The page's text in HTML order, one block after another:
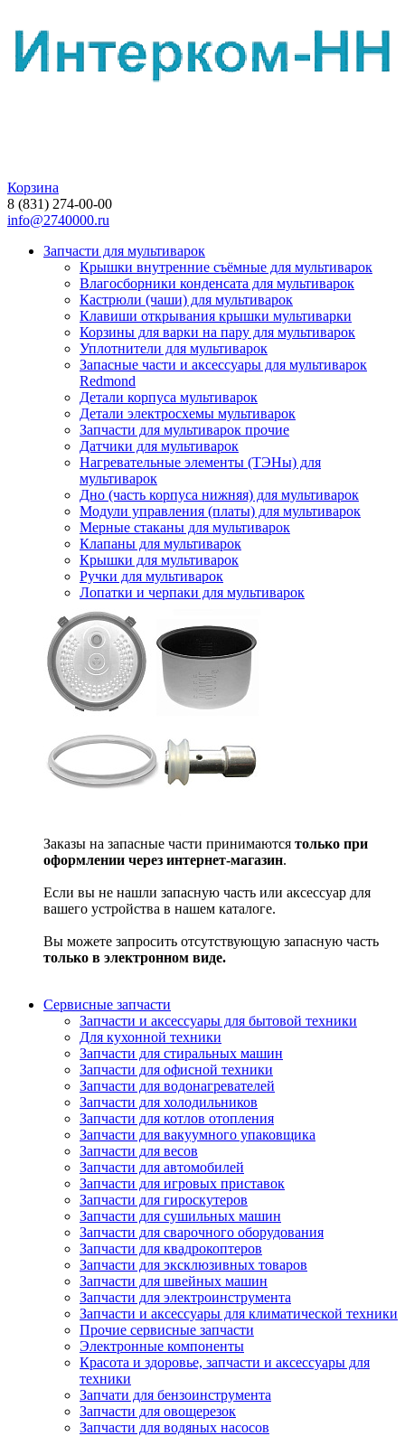
Корзина
8 (831) 274-00-00
info@2740000.ru
Запчасти для мультиварок
Крышки внутренние съёмные для мультиварок
Влагосборники конденсата для мультиварок
Кастрюли (чаши) для мультиварок
Клавиши открывания крышки мультиварки
Корзины для варки на пару для мультиварок
Уплотнители для мультиварок
Запасные части и аксессуары для мультиварок
Redmond
Детали корпуса мультиварок
Детали электросхемы мультиварок
Запчасти для мультиварок прочие
Датчики для мультиварок
Нагревательные элементы (ТЭНы) для
мультиварок
Дно (часть корпуса нижняя) для мультиварок
Модули управления (платы) для мультиварок
Мерные стаканы для мультиварок
Клапаны для мультиварок
Крышки для мультиварок
Ручки для мультиварок
Лопатки и черпаки для мультиварок
Заказы на запасные части принимаются только при
оформлении через интернет-магазин.
Если вы не нашли запасную часть или аксессуар для
вашего устройства в нашем каталоге.
Вы можете запросить отсутствующую запасную часть
только в электронном виде.
Сервисные запчасти
Запчасти и аксессуары для бытовой техники
Для кухонной техники
Запчасти для стиральных машин
Запчасти для офисной техники
Запчасти для водонагревателей
Запчасти для холодильников
Запчасти для котлов отопления
Запчасти для вакуумного упаковщика
Запчасти для весов
Запчасти для автомобилей
Запчасти для игровых приставок
Запчасти для гироскутеров
Запчасти для сушильных машин
Запчасти для сварочного оборудования
Запчасти для квадрокоптеров
Запчасти для эксклюзивных товаров
Запчасти для швейных машин
Запчасти для электроинструмента
Запчасти и аксессуары для климатической техники
Прочие сервисные запчасти
Электронные компоненты
Красота и здоровье, запчасти и аксессуары для
техники
Запчати для бензоинструмента
Запчасти для овощерезок
Запчасти для водяных насосов